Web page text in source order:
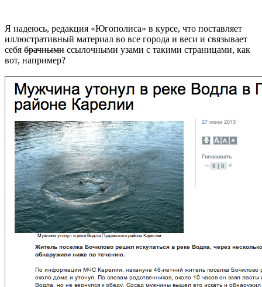
Я надеюсь, редакция «Югополиса» в курсе, что поставляет
иллюстративный материал во все города и веси и связывает
себя брачными ссылочными узами с такими страницами, как
вот, например?